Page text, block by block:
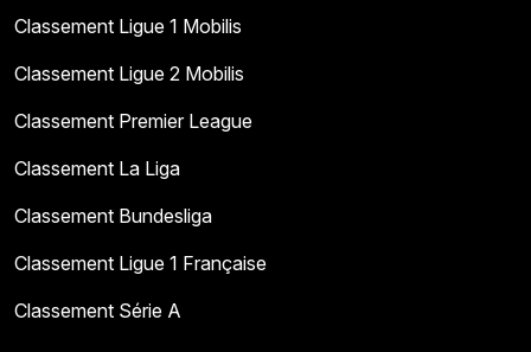
Classement Ligue 1 Mobilis
Classement Ligue 2 Mobilis
Classement Premier League
Classement La Liga
Classement Bundesliga
Classement Ligue 1 Française
Classement Série A